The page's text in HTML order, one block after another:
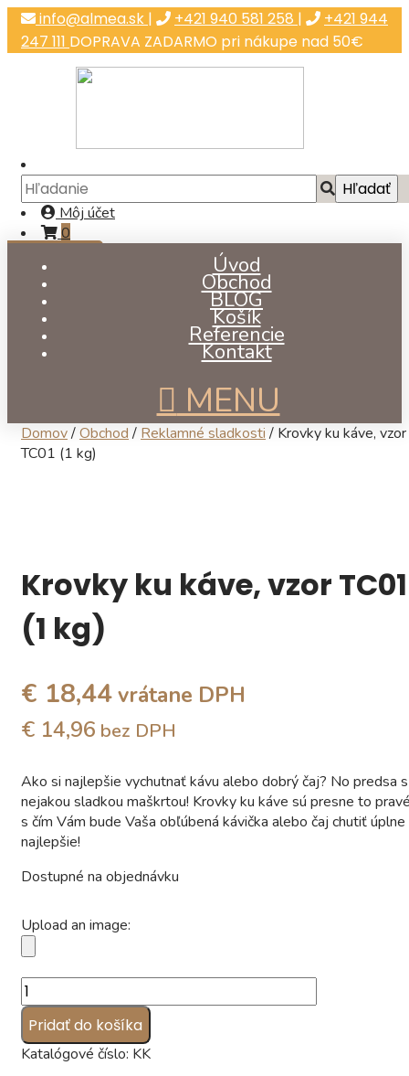
info@almea.sk | +421 940 581 258 |
+421 944
247 111 DOPRAVA ZADARMO pri nákupe nad 50€
Môj účet
0
Úvod
Obchod
BLOG
Košík
Referencie
Kontakt
MENU
Domov/Obchod / Reklamné sladkosti / Krovky ku káve, vzor
TC01 (1 kg)
Krovky ku káve, vzor TC01
(1 kg)
€ 18,44vrátane DPH
€ 14,96 bez DPH
Ako si najlepšie vychutnať kávu alebo dobrý čaj? No predsa s
nejakou sladkou maškrtou! Krovky ku káve sú presne to
s čím Vám bude Vaša obľúbená kávička alebo čaj chutiť úplne
najlepšie!
Dostupné na objednávku
Upload an image:
množstvo
Krovky
ku
káve,
Pridať do košíka
Katalógové číslo: KK